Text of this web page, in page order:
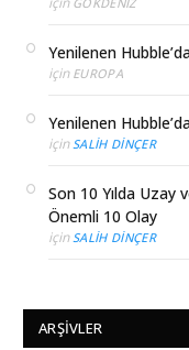
Yenilenen
için EUROPA
Yenilenen
için SALIH DINÇER
Son 10 Yılda Uzay
Önemli 10 Olay
için SALIH DINÇER
ARŞIVLER